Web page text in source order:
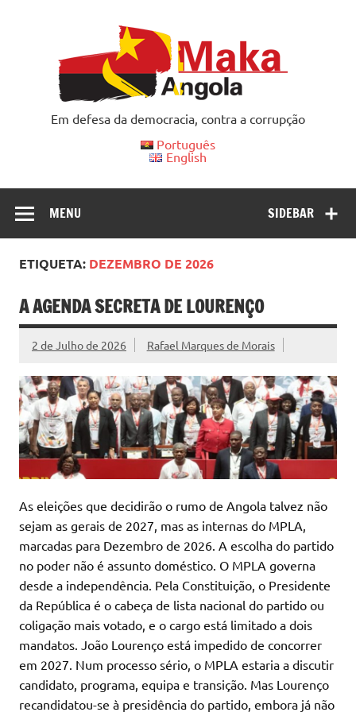
Em defesa da democracia, contra a corrupção
Português
English
SIDEBAR
MENU
ETIQUETA: DEZEMBRO DE 2026
A AGENDA SECRETA DE LOURENÇO
2 de Julho de 2026 Rafael Marques de Morais
As eleições que decidirão o rumo de Angola talvez não
sejam as gerais de 2027, mas as internas do MPLA,
marcadas para Dezembro de 2026. A escolha do partido
no poder não é assunto doméstico. O MPLA governa
desde a independência. Pela Constituição, o Presidente
da República é o cabeça de lista nacional do partido ou
coligação mais votado, e o cargo está limitado a dois
mandatos. João Lourenço está impedido de concorrer
em 2027. Num processo sério, o MPLA estaria a discutir
candidato, programa, equipa e transição. Mas Lourenço
recandidatou-se à presidência do partido, embora já não